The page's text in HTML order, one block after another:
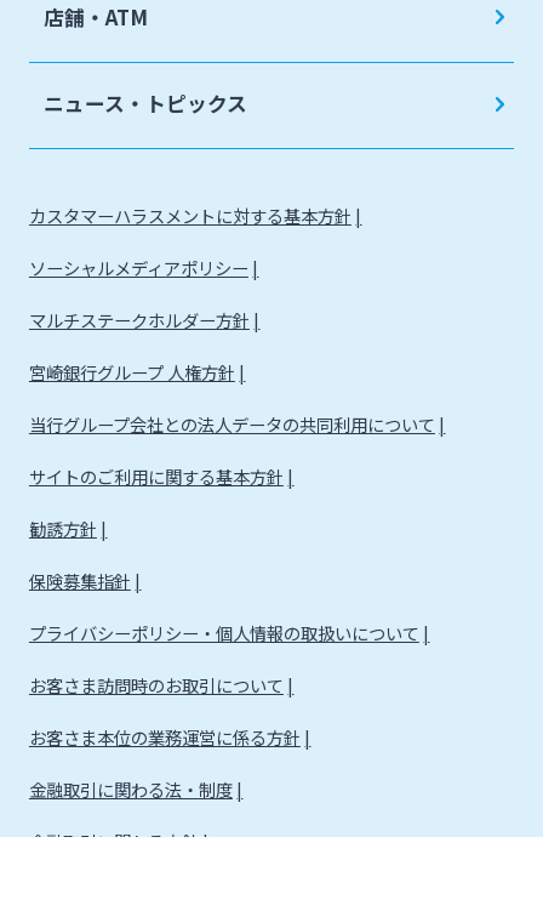
店舗・ATM
ニュース・トピックス
カスタマーハラスメントに対する基本方針
ソーシャルメディアポリシー
マルチステークホルダー方針
宮崎銀行グループ 人権方針
当行グループ会社との法人データの共同利用について
サイトのご利用に関する基本方針
勧誘方針
保険募集指針
プライバシーポリシー・個人情報の取扱いについて
お客さま訪問時のお取引について
お客さま本位の業務運営に係る方針
金融取引に関わる法・制度
金融取引に関わる方針